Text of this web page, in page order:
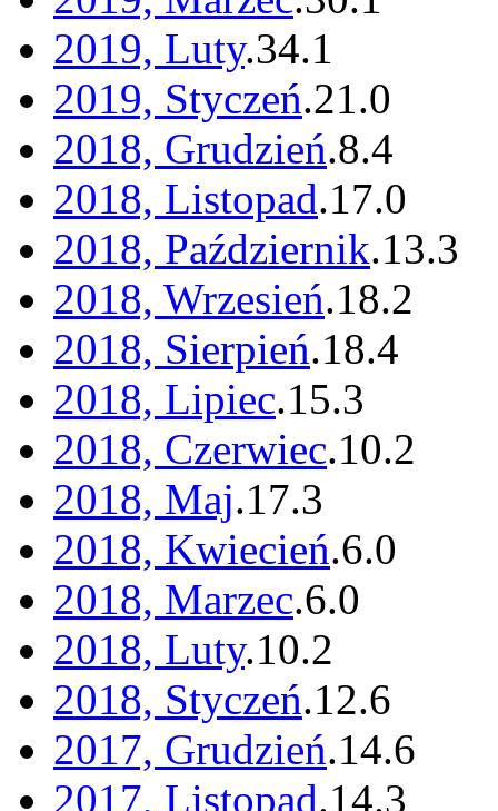
2019, Luty.34.1
2019, Styczeń.21 .0
2018, Grudzień.8.4
2018, Listopad.17.0
2018, Październik.13.3
2018, Wrzesień.18.2
2018, Sierpień.18.4
2018, Lipiec.15.3
2018, Czerwiec.10.2
2018, Maj.17.3
2018, Kwiecień.6.0
2018, Marzec.6.0
2018, Luty.10.2
2018, Styczeń.12.6
2017, Grudzień.14.6
2017, Listopad.14.3